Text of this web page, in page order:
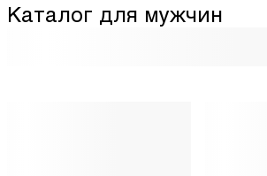
Каталог для мужчин